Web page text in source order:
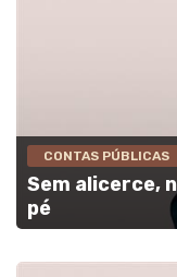
CONTAS PÚBLICAS
Sem alicerce,
pé